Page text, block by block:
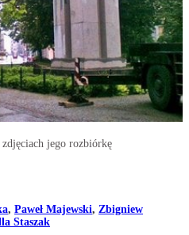
jego rozbiórkę
, Paweł Majewski, Zbigniew
Staszak